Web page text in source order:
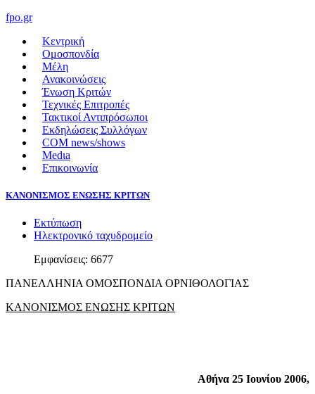
fpo.gr
Κεντρική
Ομοσπονδία
Μέλη
Ανακοινώσεις
Ένωση Κριτών
Τεχνικές Επιτροπές
Τακτικοί Αντιπρόσωποι
Εκδηλώσεις Συλλόγων
COM news/shows
Medιa
Επικοινωνία
ΚΑΝΟΝΙΣΜΟΣ ΕΝΩΣΗΣ ΚΡΙΤΩΝ
Εκτύπωση
Ηλεκτρονικό ταχυδρομείο
Εμφανίσεις: 6677
ΠΑΝΕΛΛΗΝΙΑ ΟΜΟΣΠΟΝΔΙΑ ΟΡΝΙΘΟΛΟΓΙΑΣ
ΚΑΝΟΝΙΣΜΟΣ ΕΝΩΣΗΣ ΚΡΙΤΩΝ
Αθήνα 25 Ιουνίου 2006,